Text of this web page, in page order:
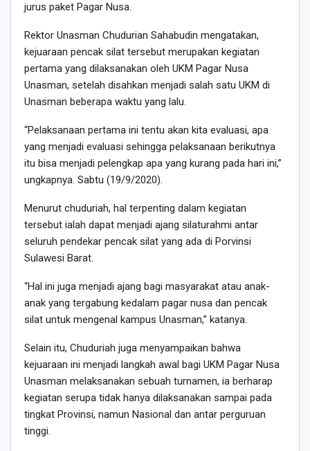
jurus paket Pagar Nusa.
Rektor Unasman Chudurian Sahabudin mengatakan,
kejuaraan pencak silat tersebut merupakan kegiatan
pertama yang dilaksanakan oleh UKM Pagar Nusa
Unasman, setelah disahkan menjadi salah satu UKM di
Unasman beberapa waktu yang lalu.
“Pelaksanaan pertama ini tentu akan kita evaluasi, apa
yang menjadi evaluasi sehingga pelaksanaan berikutnya
itu bisa menjadi pelengkap apa yang kurang pada hari ini,”
ungkapnya. Sabtu (19/9/2020).
Menurut chuduriah, hal terpenting dalam kegiatan
tersebut ialah dapat menjadi ajang silaturahmi antar
seluruh pendekar pencak silat yang ada di Porvinsi
Sulawesi Barat.
“Hal ini juga menjadi ajang bagi masyarakat atau anak-
anak yang tergabung kedalam pagar nusa dan pencak
silat untuk mengenal kampus Unasman,” katanya.
Selain itu, Chuduriah juga menyampaikan bahwa
kejuaraan ini menjadi langkah awal bagi UKM Pagar Nusa
Unasman melaksanakan sebuah turnamen, ia berharap
kegiatan serupa tidak hanya dilaksanakan sampai pada
tingkat Provinsi, namun Nasional dan antar perguruan
tinggi.